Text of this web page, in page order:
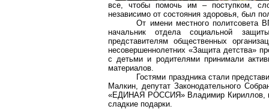
все, чтобы помочь им – поступком,
независимо от состояния здоровья, был
От имени местного
начальник отдела социальной
представителям общественных
несовершеннолетних «Защита детства»
с детьми и родителями принимали
материалов.
Гостями праздника стали
Малкин, депутат Законодательного
«ЕДИНАЯ РОССИЯ» Владимир Кириллов,
сладкие подарки.